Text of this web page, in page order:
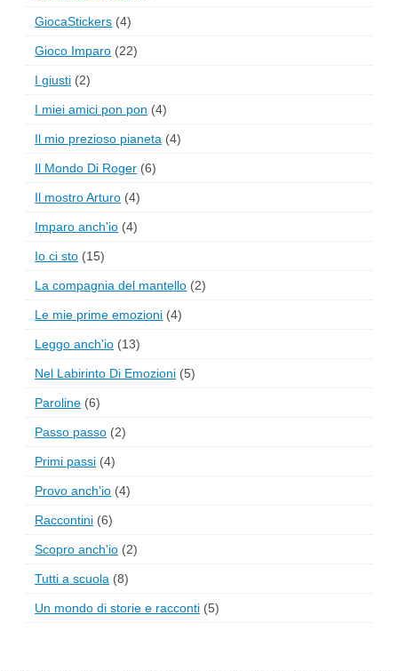
GiocaStickers (4)
Gioco Imparo (22)
I giusti (2)
I miei amici pon pon (4)
Il mio prezioso pianeta (4)
Il Mondo Di Roger (6)
Il mostro Arturo (4)
Imparo anch'io (4)
Io ci sto (15)
La compagnia del mantello (2)
Le mie prime emozioni (4)
Leggo anch'io (13)
Nel Labirinto Di Emozioni (5)
Paroline (6)
Passo passo (2)
Primi passi (4)
Provo anch'io (4)
Raccontini (6)
Scopro anch'io (2)
Tutti a scuola (8)
Un mondo di storie e racconti (5)